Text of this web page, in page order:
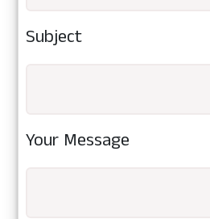
Subject
Your Message